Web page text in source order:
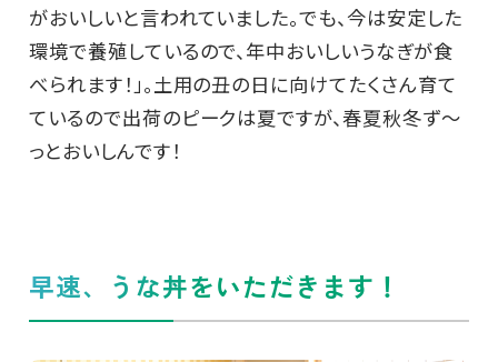
がおいしいと言われていました。でも、今は安定した
環境で養殖しているので、年中おいしいうなぎが食
べられます！」。土用の丑の日に向けてたくさん育て
ているので出荷のピークは夏ですが、春夏秋冬ず～
っとおいしんです！
早速、うな丼をいただきます！